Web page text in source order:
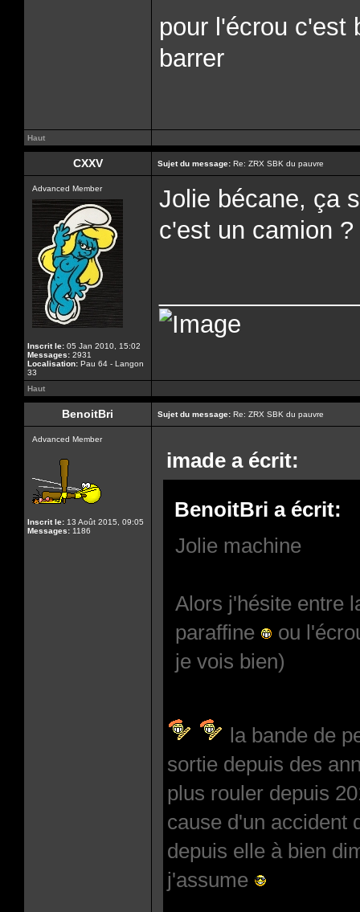
pour l'écrou c'est
barrer
Haut
CXXV Sujet du message: Re: ZRX SBK du pauvre
Advanced Member
Inscrit le: 05 Jan 2010, 15:02
Messages: 2931
Localisation: Pau 64 - Langon
33
Jolie bécane, ça
c'est un camion ?
Haut
BenoitBri Sujet du message: Re: ZRX SBK du pauvre
Advanced Member
Inscrit le: 13 Août 2015, 09:05
Messages: 1186
imade a écrit:
BenoitBri a écrit:
Jolie machine
Alors j'hésite entre
paraffine
ou
je vois bien)
la bande de
sortie depuis des
plus rouler depuis
cause d'un accident
depuis elle à bien
j'assume